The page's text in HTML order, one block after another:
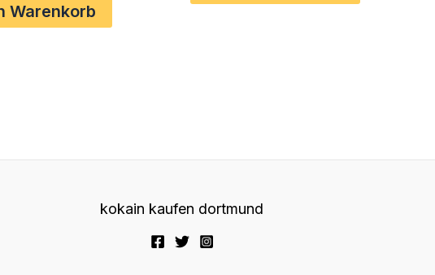
Warenkorb
kokain kaufen dortmund